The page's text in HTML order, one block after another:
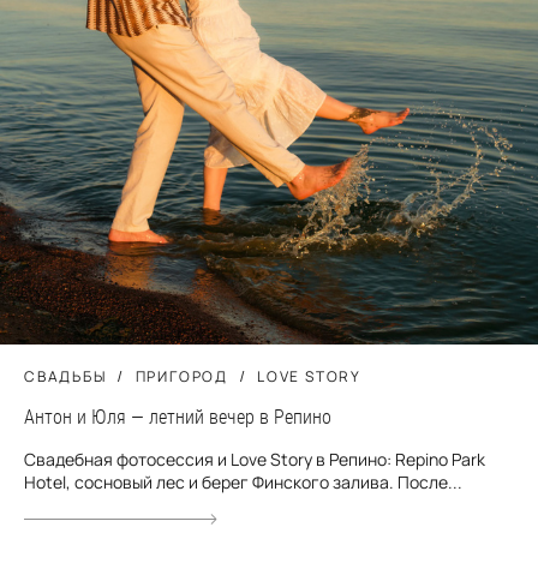
СВАДЬБЫ ПРИГОРОД LOVE STORY
Антон и Юля — летний вечер в Репино
Свадебная фотосессия и Love Story в Репино: Repino Park
Hotel, сосновый лес и берег Финского залива. После...